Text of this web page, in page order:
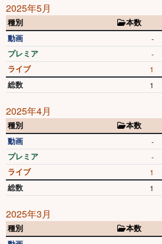
2025年5月
種別 本数
動画
-
プレミア -
ライブ 1
総数 1
2025年4月
種別 本数
動画
-
プレミア -
ライブ 1
総数 1
2025年3月
種別 本数